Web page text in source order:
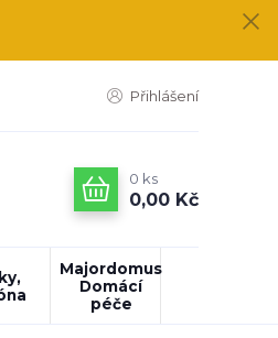
Přihlášení
0 ks
0,00 Kč
Majordomus
Domácí
péče